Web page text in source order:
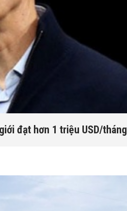
đạt hơn 1 triệu USD/tháng